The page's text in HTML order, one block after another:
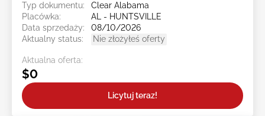
Typ dokumentu:
Clear Alabama
Placówka:
AL - HUNTSVILLE
Data sprzedaży:
08/10/2026
Aktualny status:
Nie złożyłeś oferty
Aktualna oferta:
$0
Licytuj teraz!